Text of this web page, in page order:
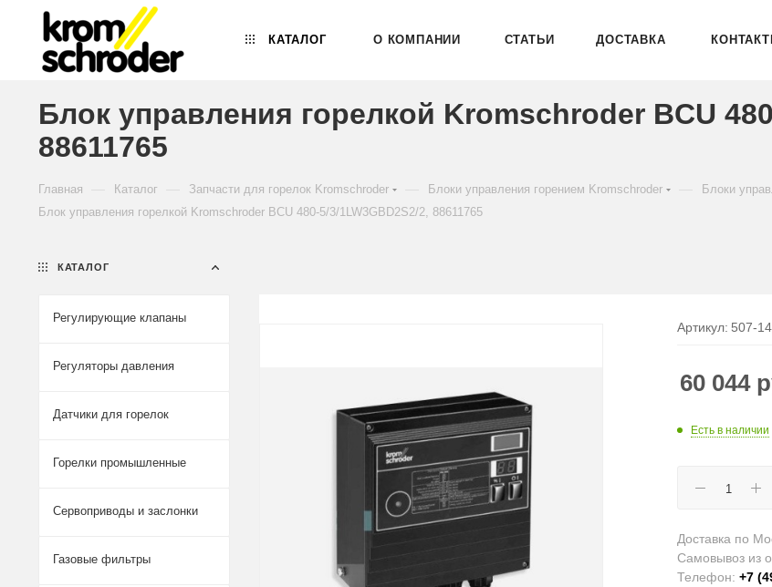
КАТАЛОГ О КОМПАНИИ СТАТЬИ ДОСТАВКА
Блок управления горелкой Kromschroder BCU
88611765
Главная Каталог Запчасти для горелок Kromschroder Блоки управления горением Kromschroder Блоки
Блок управления горелкой Kromschroder BCU 480-5/3/1LW3GBD2S2/2, 88611765
Артикул: 507-
60 044
Есть в наличии
Доставка по
Самовывоз из
Телефон:+7
КАТАЛОГ
Регулирующие клапаны
Регуляторы давления
Датчики для горелок
Горелки промышленные
Сервоприводы и заслонки
Газовые фильтры